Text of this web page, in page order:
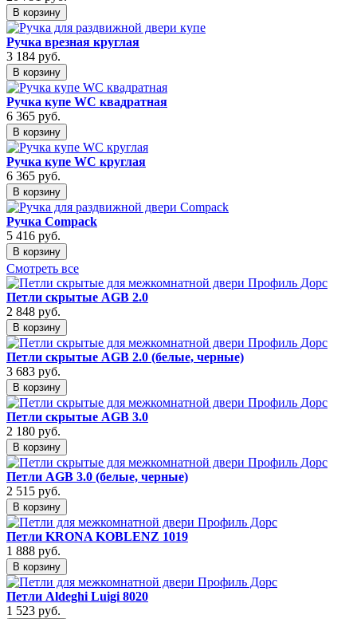
В корзину
Ручка врезная круглая
3 184 руб.
В корзину
Ручка купе WC квадратная
6 365 руб.
В корзину
Ручка купе WC круглая
6 365 руб.
В корзину
Ручка Compack
5 416 руб.
В корзину
Смотреть все
Петли скрытые AGB 2.0
2 848 руб.
В корзину
Петли скрытые AGB 2.0 (белые, черные)
3 683 руб.
В корзину
Петли скрытые AGB 3.0
2 180 руб.
В корзину
Петли AGB 3.0 (белые, черные)
2 515 руб.
В корзину
Петли KRONA KOBLENZ 1019
1 888 руб.
В корзину
Петли Aldeghi Luigi 8020
1 523 руб.